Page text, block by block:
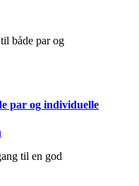
par og individuelle